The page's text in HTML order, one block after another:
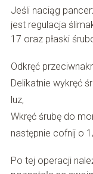
Jeśli naciąg
jest regulacja
17 oraz płaski
Odkręć
Delikatnie wykręć
luz,
Wkręć śrubę do
następnie cofnij o
Po tej operacji